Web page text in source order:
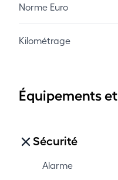
Norme Euro
Kilométrage
Équipements
Sécurité
Alarme